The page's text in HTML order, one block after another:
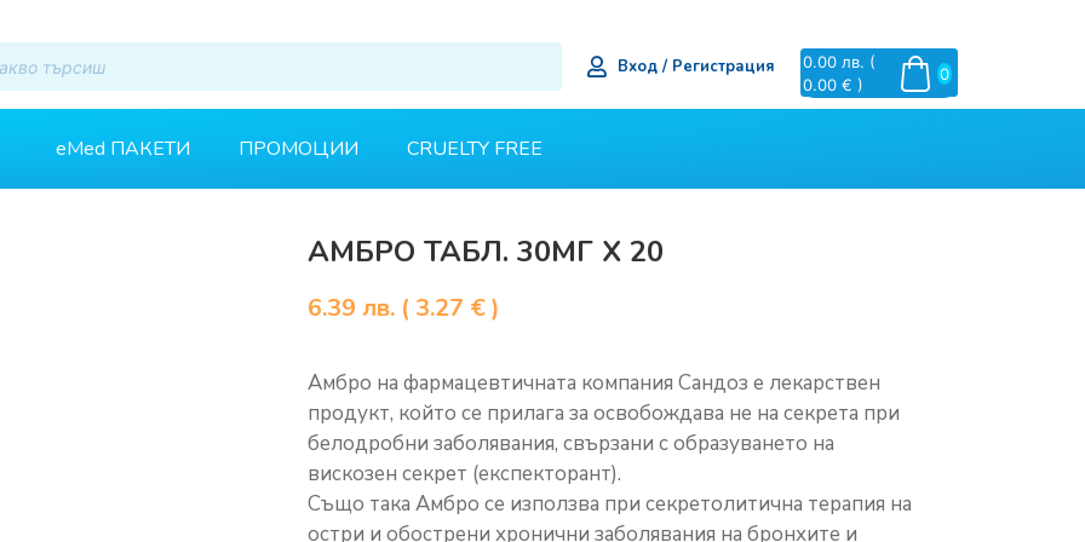
Вход / Регистрация 0
0.00 лв. (
0.00 € )
eMed ПАКЕТИ ПРОМОЦИИ CRUELTY FREE
АМБРО ТАБЛ. 30МГ Х 20
6.39 лв. ( 3.27 € )
Амбро на фармацевтичната компания Сандоз е лекарствен
продукт, който се прилага за освобождава не на секрета при
белодробни заболявания, свързани с образуването на
вискозен секрет (експекторант).
Също така Амбро се използва при секретолитична терапия на
остри и обострени хронични заболявания на бронхите и